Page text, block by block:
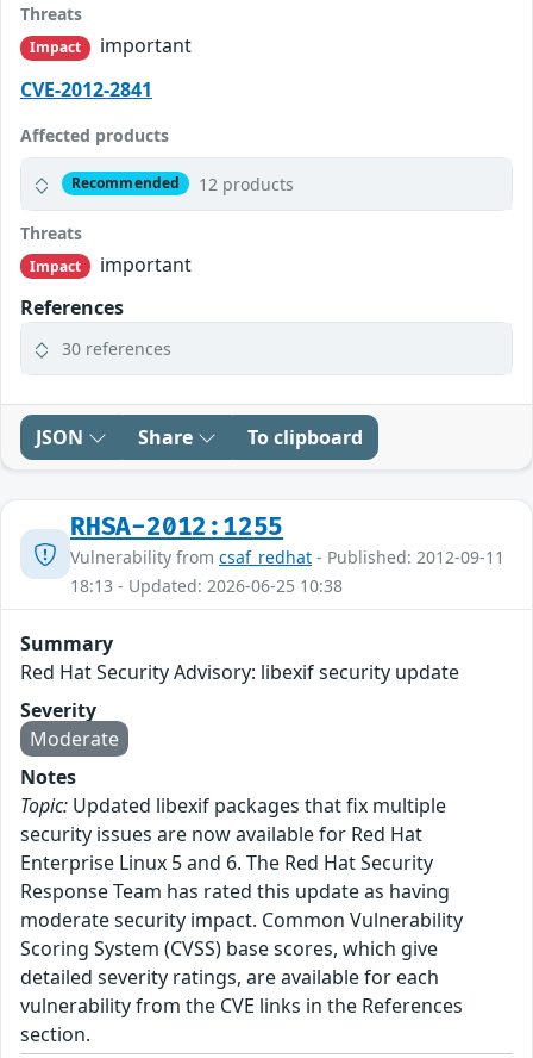
Threats
Impact
important
CVE-2012-2841
Affected products
Recommended 12 products
Threats
Impact
important
References
30 references
JSON Share To clipboard
RHSA-2012:1255
Vulnerability from csaf_redhat - Published: 2012-09-11
18:13 - Updated: 2026-06-25 10:38
Summary
Red Hat Security Advisory: libexif security update
Severity
Moderate
Notes
Topic: Updated libexif packages that fix multiple
security issues are now available for Red Hat
Enterprise Linux 5 and 6. The Red Hat Security
Response Team has rated this update as having
moderate security impact. Common Vulnerability
Scoring System (CVSS) base scores, which give
detailed severity ratings, are available for each
vulnerability from the CVE links in the References
section.